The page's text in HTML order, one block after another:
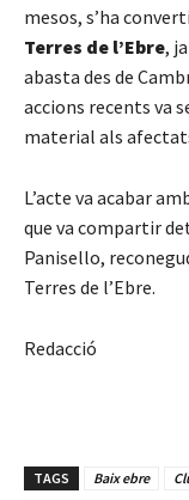
mesos, s’ha
Terres de l’Ebre,
abasta des de
accions recents va
material als
L’acte va acabar
que va compartir
Panisello,
Terres de l’Ebre.
Redacció
TAGS Baix ebre